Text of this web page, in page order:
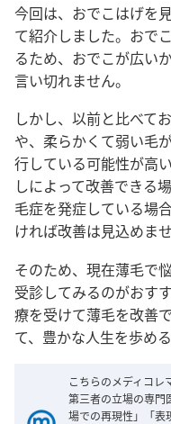
今回は、おでこはげを
て紹介しました。おで
るため、おでこが広い
言い切れません。
しかし、以前と比べて
や、柔らかくて弱い毛
行している可能性が高
しによって改善できる
毛症を発症している場
ければ改善は見込めま
そのため、現在薄毛で
受診してみるのがおす
療を受けて薄毛を改善
て、豊かな人生を歩め
こちらのメディコ
第三者の立場の専門
場での再現性」「表